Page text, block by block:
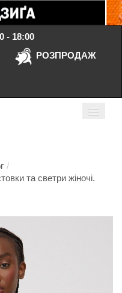
- 18:00
РОЗПРОДАЖ
/
та светри жіночі.